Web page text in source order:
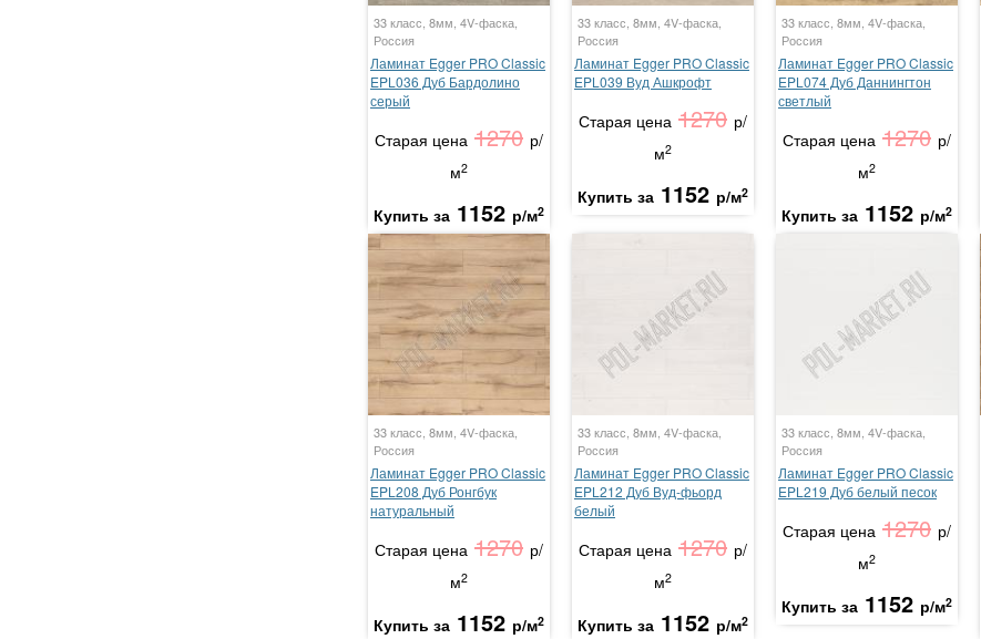
33 класс, 8мм, 4V-фаска,
Россия
Ламинат Egger PRO Classic
EPL036 Дуб Бардолино
серый
Старая цена 1270 р/
м2
Купить за 1152 р/м2
33 класс, 8мм, 4V-фаска,
Россия
Ламинат Egger PRO Classic
EPL039 Вуд Ашкрофт
Старая цена 1270 р/
м2
Купить за 1152 р/м2
33 класс, 8мм, 4V-фаска,
Россия
Ламинат Egger PRO Classic
EPL074 Дуб Даннингтон
светлый
Старая цена 1270 р/
м2
Купить за 1152 р/м2
33 класс, 8мм, 4V-фаска,
Россия
Ламинат Egger PRO Classic
EPL208 Дуб Ронгбук
натуральный
Старая цена 1270 р/
м2
Купить за 1152 р/м2
33 класс, 8мм, 4V-фаска,
Россия
Ламинат Egger PRO Classic
EPL212 Дуб Вуд-фьорд
белый
Старая цена 1270 р/
м2
Купить за 1152 р/м2
33 класс, 8мм, 4V-фаска,
Россия
Ламинат Egger PRO Classic
EPL219 Дуб белый песок
Старая цена 1270 р/
м2
Купить за 1152 р/м2